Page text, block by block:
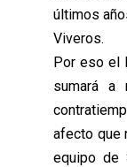
últimos
Viveros.
Por eso el
sumará a
afecto que
equipo de